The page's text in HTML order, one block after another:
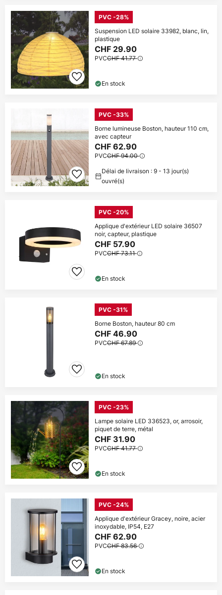
PVC -28%
Suspension LED solaire 33982, blanc, lin,
plastique
CHF 29.90
PVCCHF 41.77
En stock
PVC -33%
Borne lumineuse Boston, hauteur 110 cm,
avec capteur
CHF 62.90
PVCCHF 94.00
Délai de livraison : 9 - 13 jour(s)
ouvré(s)
PVC -20%
Applique d'extérieur LED solaire 36507
noir, capteur, plastique
CHF 57.90
PVCCHF 73.11
En stock
PVC -31%
Borne Boston, hauteur 80 cm
CHF 46.90
PVCCHF 67.89
En stock
PVC -23%
Lampe solaire LED 336523, or, arrosoir,
piquet de terre, métal
CHF 31.90
PVCCHF 41.77
En stock
PVC -24%
Applique d'extérieur Gracey, noire, acier
inoxydable, IP54, E27
CHF 62.90
PVCCHF 83.56
En stock